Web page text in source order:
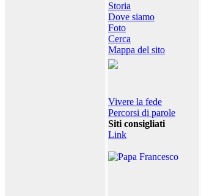
Storia
Dove siamo
Foto
Cerca
Mappa del sito
Vivere la fede
Percorsi di parole
Siti consigliati
Link